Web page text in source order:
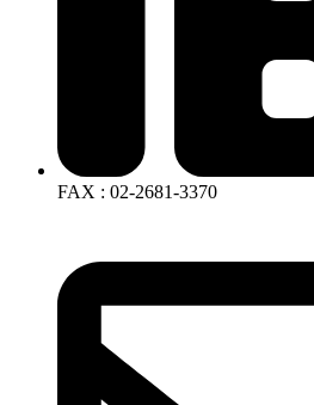
FAX : 02-2681-3370